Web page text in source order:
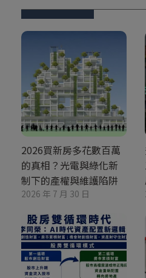
2026買新房多花數百萬
的真相？光電與綠化新
制下的產權與維護陷阱
2026 年 7 月 30 日